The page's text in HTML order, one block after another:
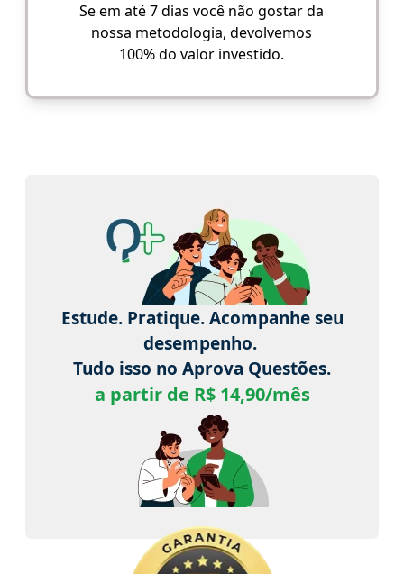
Se em até 7 dias você não gostar da
nossa metodologia, devolvemos
100% do valor investido.
Estude. Pratique. Acompanhe seu
desempenho.
Tudo isso no Aprova Questões.
a partir de R$ 14,90/mês